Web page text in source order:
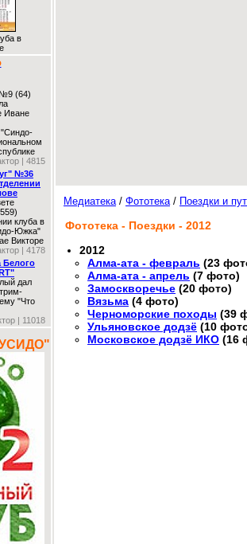
в
№9 (64)
Иване
"Синдо-
| 4815
№36
клуба в
Южка"
Викторе
| 4178
Белого
дал
"Что
| 11018
Медиатека/ Фототека/ Поездки и
Фототека - Поездки - 2012
2012
Алма-ата - февраль (23
Алма-ата - апрель (7 фото)
Замоскворечье (20 фото)
Вязьма (4 фото)
Черноморские походы (39
Ульяновское додзё (10
Московское додзё ИКО (16